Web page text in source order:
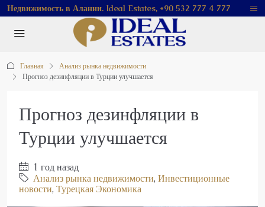
Недвижимость в Алании. Ideal Estates, +90 532 777 4 777
Главная
Анализ рынка недвижимости
Прогноз дезинфляции в Турции улучшается
Прогноз дезинфляции в
Турции улучшается
1 год назад
Анализ рынка недвижимости, Инвестиционные
новости, Турецкая Экономика